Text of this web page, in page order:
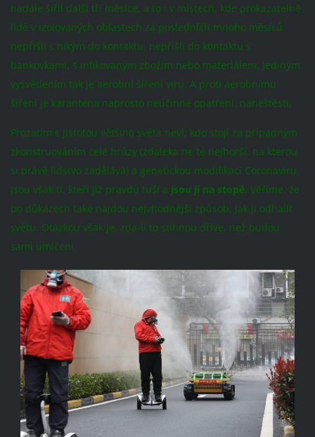
nadále šířil další tři měsíce, a to i v místech, kde prokazatelně
lidé v izolovaných oblastech za posledních mnoho měsíců
nepřišli s nikým do kontaktu, nepřišli do kontaktu s
bankovkami, s infikovaným zbožím nebo materiálem. Jediným
vysvětlením tak je aerobní šíření viru. A proti aerobnímu
šíření je karanténa naprosto neúčinné opatření, naneštěstí.
Prozatím s jistotou většina světa neví, kdo stojí za případným
zkonstruováním celé hrůzy (zdaleka ne té nejhorší, na kterou
si právě lidstvo zadělává) a genetickou modifikací Coronaviru.
Jsou však ti, kteří již pravdu tuší a jsou jí na stopě. Věříme, že
po důkazech také najdou nejvhodnější způsob, jak ji odhalit
světu. Otázkou však je, zda-li to stihnou dříve, než budou
sami umlčeni.